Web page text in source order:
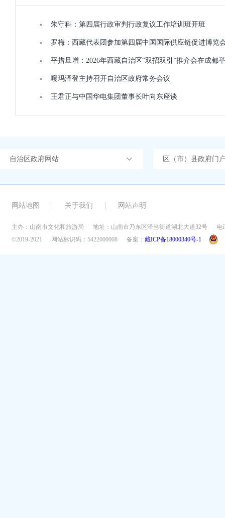
朱守科：第四届行政审判行政复议工作培训班开班
罗梅：西藏代表团参加第四届中国国际供应链促进博览
平措旦增：2026年西藏自治区“双招双引”推介会在成都
嘎玛泽登主持召开自治区政府常务会议
王君正与中国华电集团董事长叶向东座谈
自治区政府网站 区（市）县政府门
网站地图 关于我们 网站声明
主办：山南市文化和旅游局 地址：山南市乃东区泽当街道湖北大道32号
电
©2019-2021
网站标识码：5422000008 备案： 藏ICP备18000340号-1